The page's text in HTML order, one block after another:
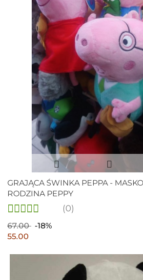
GRAJĄCA ŚWINKA PEPPA -
RODZINA PEPPY
(0)
67.00
-18%
55.00